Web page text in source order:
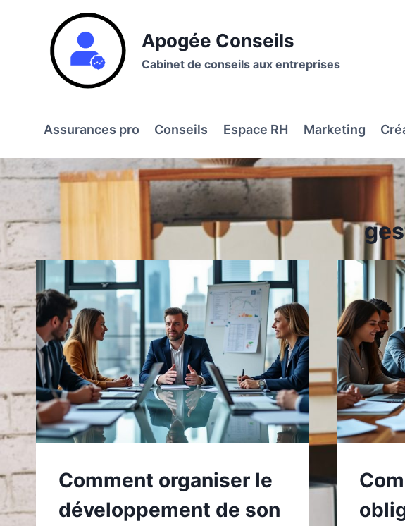
Apogée Conseils
Cabinet de conseils aux entreprises
Assurances pro Conseils Espace RH Marketing
Comment organiser le
développement de son